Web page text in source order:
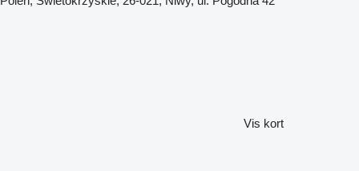
Vis kort